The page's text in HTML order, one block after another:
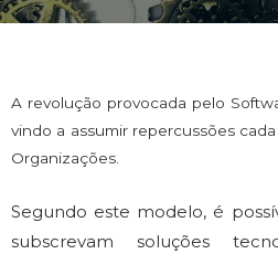
A revolução provocada pelo
vindo a assumir repercussões
Organizações.
Segundo este modelo, é
subscrevam soluções